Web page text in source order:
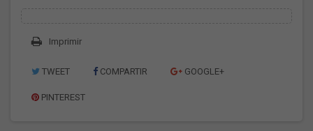
Imprimir
TWEET COMPARTIR GOOGLE+
PINTEREST